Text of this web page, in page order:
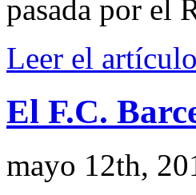
pasada por el
Leer el
El F.C.
mayo 12th,